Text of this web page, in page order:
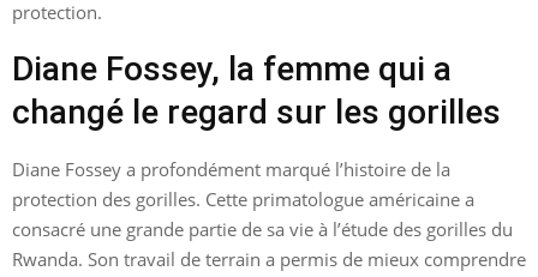
protection.
Diane Fossey, la femme qui a
changé le regard sur les gorilles
Diane Fossey a profondément marqué l’histoire de la
protection des gorilles. Cette primatologue américaine a
consacré une grande partie de sa vie à l’étude des gorilles du
Rwanda. Son travail de terrain a permis de mieux comprendre